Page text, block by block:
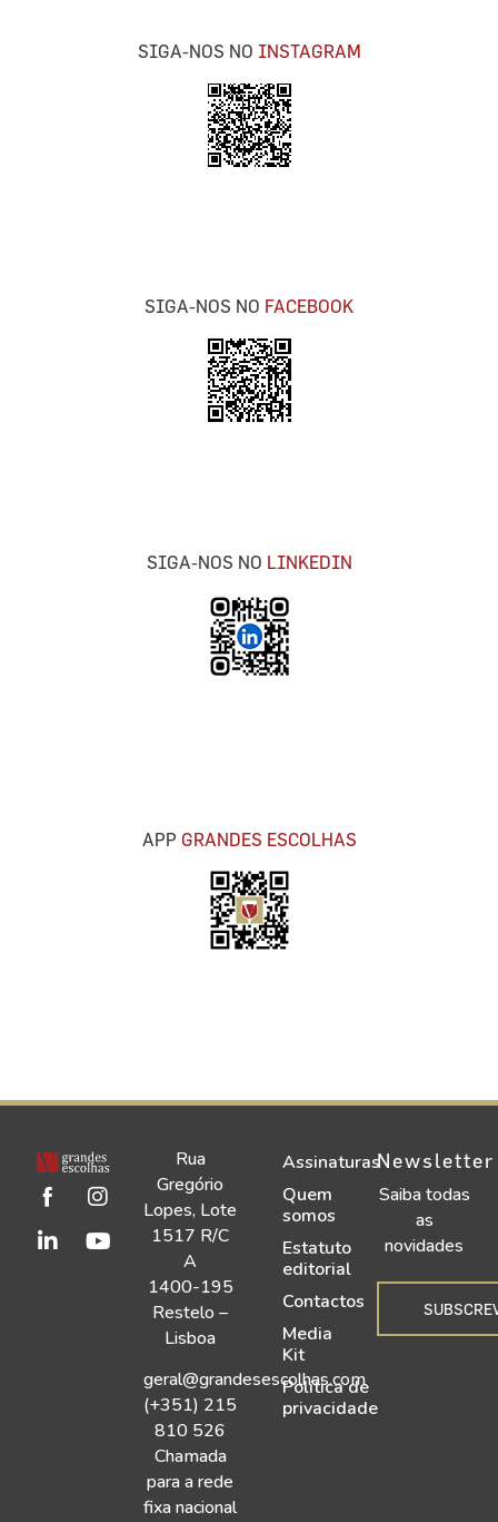
SIGA-NOS NO INSTAGRAM
SIGA-NOS NO FACEBOOK
SIGA-NOS NO LINKEDIN
APP GRANDES ESCOLHAS
Rua
Gregório
Lopes, Lote
1517 R/C
A
1400-195
Restelo –
Lisboa
geral@grandesescolhas.com
(+351) 215
810 526
Chamada
para a rede
fixa nacional
Assinaturas
Quem
somos
Estatuto
editorial
Contactos
Media
Kit
Política de
privacidade
Newsletter
Saiba todas
as
novidades